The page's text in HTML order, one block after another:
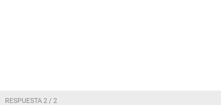
RESPUESTA 2 / 2